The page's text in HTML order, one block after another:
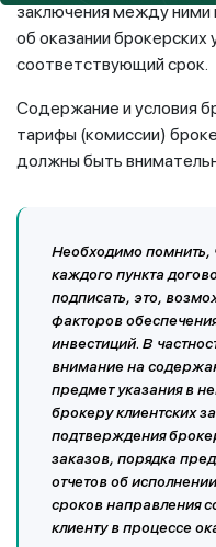
заключения между ними
об оказании брокерских
соответствующий срок.
Содержание и условия
тарифы (комиссии)
должны быть
Необходимо помнить,
каждого пункта
подписать, это,
факторов
инвестиций. В
внимание на
предмет указания в
брокеру клиентских
подтверждения
заказов, порядка
отчетов об
сроков направления
клиенту в процессе